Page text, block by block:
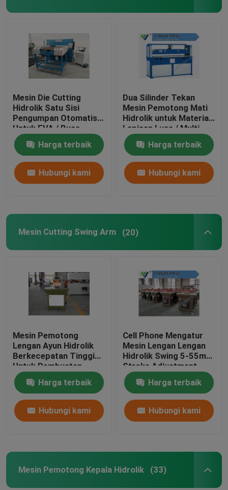
lembaran plastik
Mesin Die Cutting
Hidrolik Satu Sisi
Pengumpan Otomatis
Untuk EVA / Busa
Harga terbaik
Hubungi kami
Dua Silinder Tekan
Mesin Pemotong Mati
Hidrolik untuk Material
Lapisan Luas / Multi
Harga terbaik
Hubungi kami
Mesin Cutting Swing Arm (20)
Mesin Pemotong
Lengan Ayun Hidrolik
Berkecepatan Tinggi
Untuk Pembuatan
Sarung Tangan Kulit
Harga terbaik
Hubungi kami
Cell Phone Mengatur
Mesin Lengan Lengan
Hidrolik Swing 5-55mm
Stroke Adjustment
Harga terbaik
Hubungi kami
Mesin Pemotong Kepala Hidrolik (33)